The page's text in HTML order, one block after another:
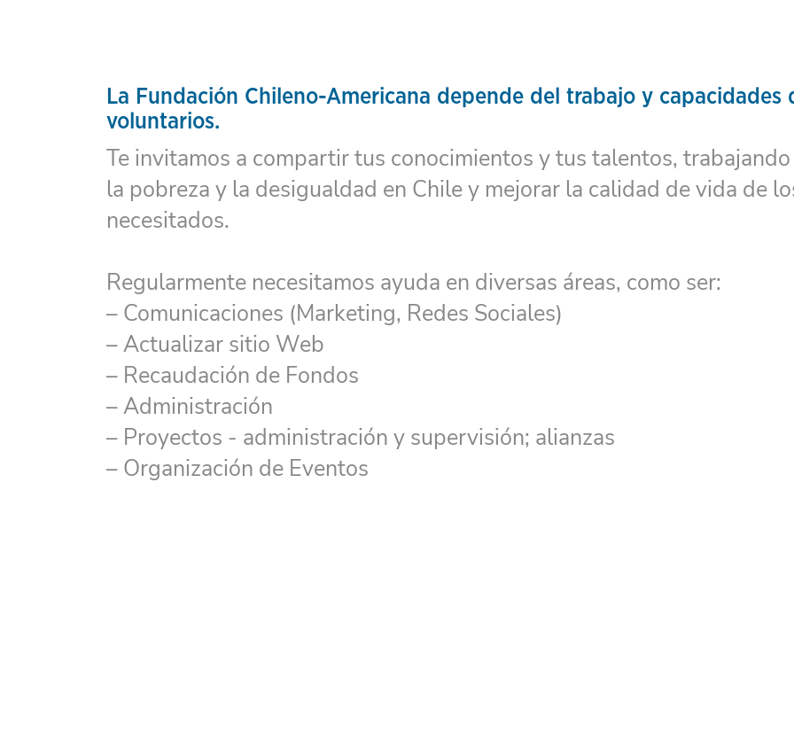
La Fundación Chileno-Americana depende del trabajo y
voluntarios.
Te invitamos a compartir tus conocimientos y tus talentos,
la pobreza y la desigualdad en Chile y mejorar la calidad de vida de
necesitados.
Regularmente necesitamos ayuda en diversas áreas, como ser:
– Comunicaciones (Marketing, Redes Sociales)
– Actualizar sitio Web
– Recaudación de Fondos
– Administración
– Proyectos - administración y supervisión; alianzas
– Organización de Eventos